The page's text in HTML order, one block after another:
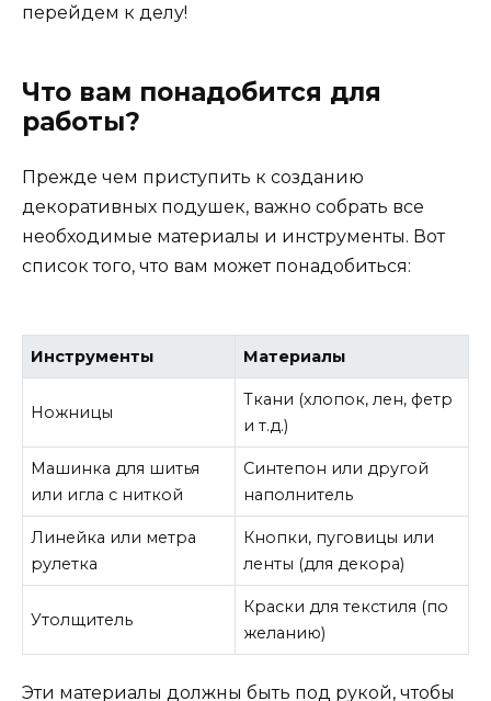
перейдем к делу!
Что вам понадобится для
работы?
Прежде чем приступить к созданию
декоративных подушек, важно собрать все
необходимые материалы и инструменты. Вот
список того, что вам может понадобиться:
Инструменты Материалы
Ножницы
Ткани (хлопок, лен, фетр
и т.д.)
Машинка для шитья
или игла с ниткой
Синтепон или другой
наполнитель
Линейка или метра
рулетка
Кнопки, пуговицы или
ленты (для декора)
Утолщитель
Краски для текстиля (по
желанию)
Эти материалы должны быть под рукой, чтобы